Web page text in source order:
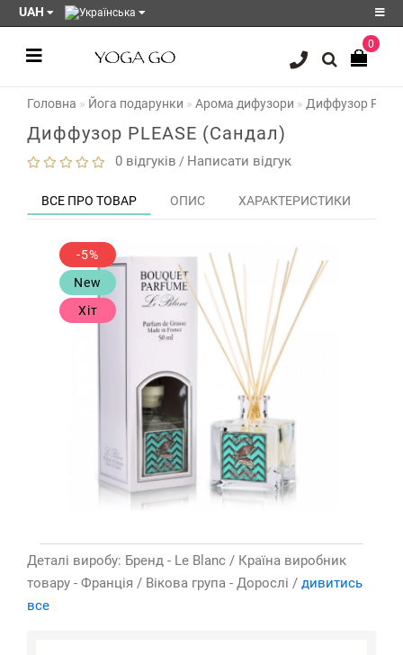
UAH
Реєстрація
Авторизація
Мої
Порівняння
товарів
0
Головна Йога подарунки Арома дифузори Диффузор
Диффузор PLEASE (Сандал)
0 відгуків / Написати відгук
ВСЕ ПРО ТОВАР ОПИС ХАРАКТЕРИСТИКИ
-5%
New
Хіт
Деталі виробу: Бренд - Le Blanc / Країна виробник
товару - Франція / Вікова група - Дорослі / дивитись
все